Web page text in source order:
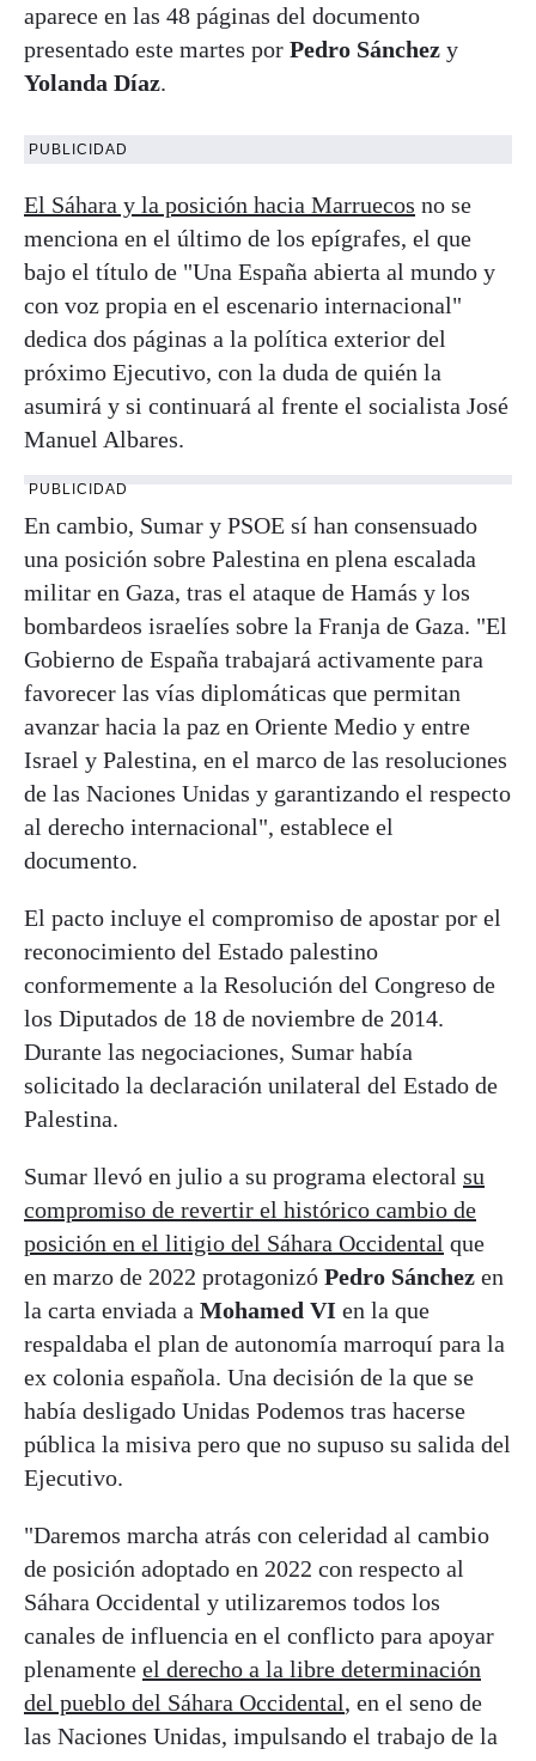
aparece en las 48 páginas del documento
presentado este martes por Pedro Sánchez y
Yolanda Díaz.
PUBLICIDAD
El Sáhara y la posición hacia Marruecos no se
menciona en el último de los epígrafes, el que
bajo el título de "Una España abierta al mundo y
con voz propia en el escenario internacional"
dedica dos páginas a la política exterior del
próximo Ejecutivo, con la duda de quién la
asumirá y si continuará al frente el socialista José
Manuel Albares.
PUBLICIDAD
En cambio, Sumar y PSOE sí han consensuado
una posición sobre Palestina en plena escalada
militar en Gaza, tras el ataque de Hamás y los
bombardeos israelíes sobre la Franja de Gaza. "El
Gobierno de España trabajará activamente para
favorecer las vías diplomáticas que permitan
avanzar hacia la paz en Oriente Medio y entre
Israel y Palestina, en el marco de las resoluciones
de las Naciones Unidas y garantizando el respecto
al derecho internacional", establece el
documento.
El pacto incluye el compromiso de apostar por el
reconocimiento del Estado palestino
conformemente a la Resolución del Congreso de
los Diputados de 18 de noviembre de 2014.
Durante las negociaciones, Sumar había
solicitado la declaración unilateral del Estado de
Palestina.
Sumar llevó en julio a su programa electoral su
compromiso de revertir el histórico cambio de
posición en el litigio del Sáhara Occidental que
en marzo de 2022 protagonizó Pedro Sánchez en
la carta enviada a Mohamed VI en la que
respaldaba el plan de autonomía marroquí para la
ex colonia española. Una decisión de la que se
había desligado Unidas Podemos tras hacerse
pública la misiva pero que no supuso su salida del
Ejecutivo.
"Daremos marcha atrás con celeridad al cambio
de posición adoptado en 2022 con respecto al
Sáhara Occidental y utilizaremos todos los
canales de influencia en el conflicto para apoyar
plenamente el derecho a la libre determinación
del pueblo del Sáhara Occidental, en el seno de
las Naciones Unidas, impulsando el trabajo de la